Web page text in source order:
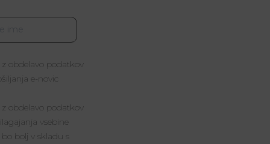
obdelavo podatkov
e-novic
obdelavo podatkov
vsebine
bolj v skladu s